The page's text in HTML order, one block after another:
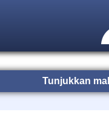
Tunjukkan